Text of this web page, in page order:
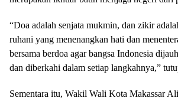
“Doa adalah senjata mukmin, dan zikir
ruhani yang menenangkan hati dan
bersama berdoa agar bangsa Indonesia
dan diberkahi dalam setiap langkahnya,”
Sementara itu, Wakil Wali Kota Makassar